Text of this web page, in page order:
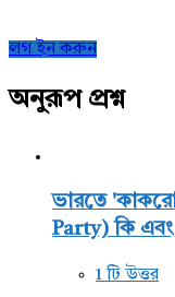
Sidebar
লগ ইন করুন
অনুরূপ প্রশ্ন
ভারতে
Party) কি এবং
1 টি উত্তর